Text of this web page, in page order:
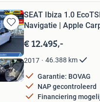
Bewaren
in
Mijn
Favorieten
SEAT Ibiza 1.0
Navigatie | Apple
€ 12.495,-
2017 46.388 km
Garantie: BOVAG
NAP gecontroleerd
Financiering